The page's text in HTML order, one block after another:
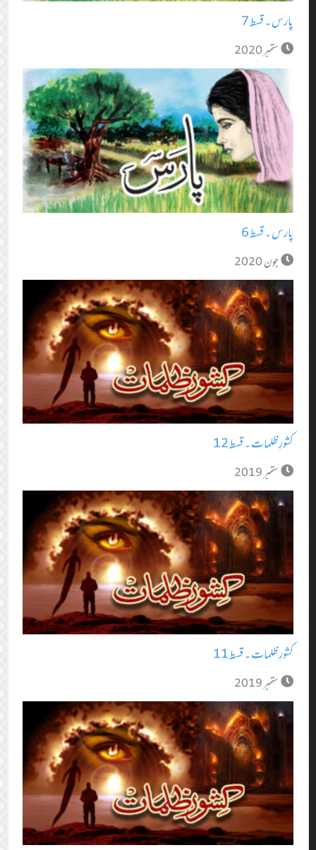
پارس ۔ قسط 7
ستمبر 2020
پارس ۔ قسط 6
جون 2020
کشورِ ظلمات ۔ قسط 12
ستمبر 2019
کشورِ ظلمات ۔ قسط 11
ستمبر 2019